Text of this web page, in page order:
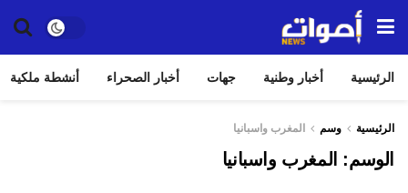
الرئيسية أخبار وطنية جهات أخبار الصحراء أنشطة ملكية
الرئيسية وسم المغرب واسبانيا
الوسم: المغرب واسبانيا